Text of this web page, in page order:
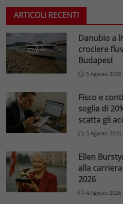
ARTICOLI RECENTI
Danubio a
crociere
Budapest
5 Agosto 2026
Fisco e
soglia di
scatta gli
5 Agosto 2026
Ellen
alla
2026
4 Agosto 2026